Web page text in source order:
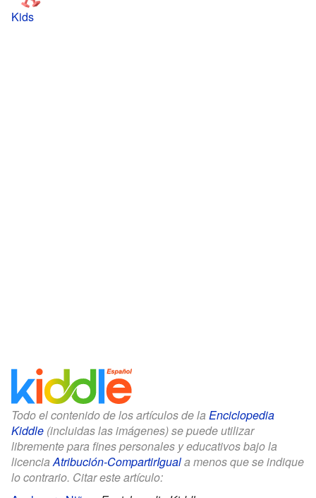
Kids
Todo el contenido de los artículos de la Enciclopedia
Kiddle (incluidas las imágenes) se puede utilizar
libremente para fines personales y educativos bajo la
licenciaAtribución-CompartirIguala menos que se indique
lo contrario. Citar este artículo: